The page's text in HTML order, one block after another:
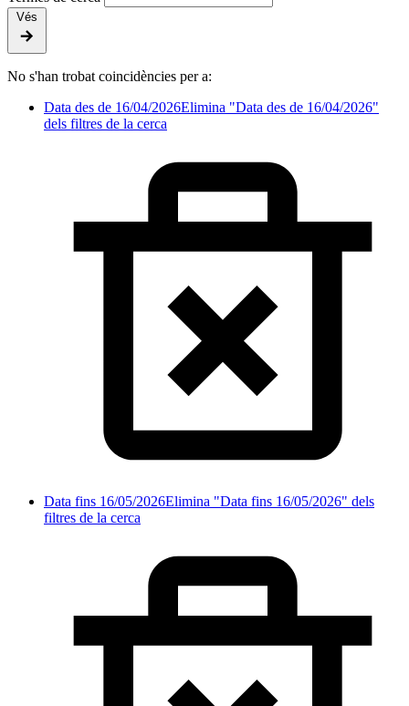
Vés
No s'han trobat coincidències per a:
Data des de 16/04/2026Elimina "Data des de 16/04/2026"
dels filtres de la cerca
Data fins 16/05/2026Elimina "Data fins 16/05/2026" dels
filtres de la cerca